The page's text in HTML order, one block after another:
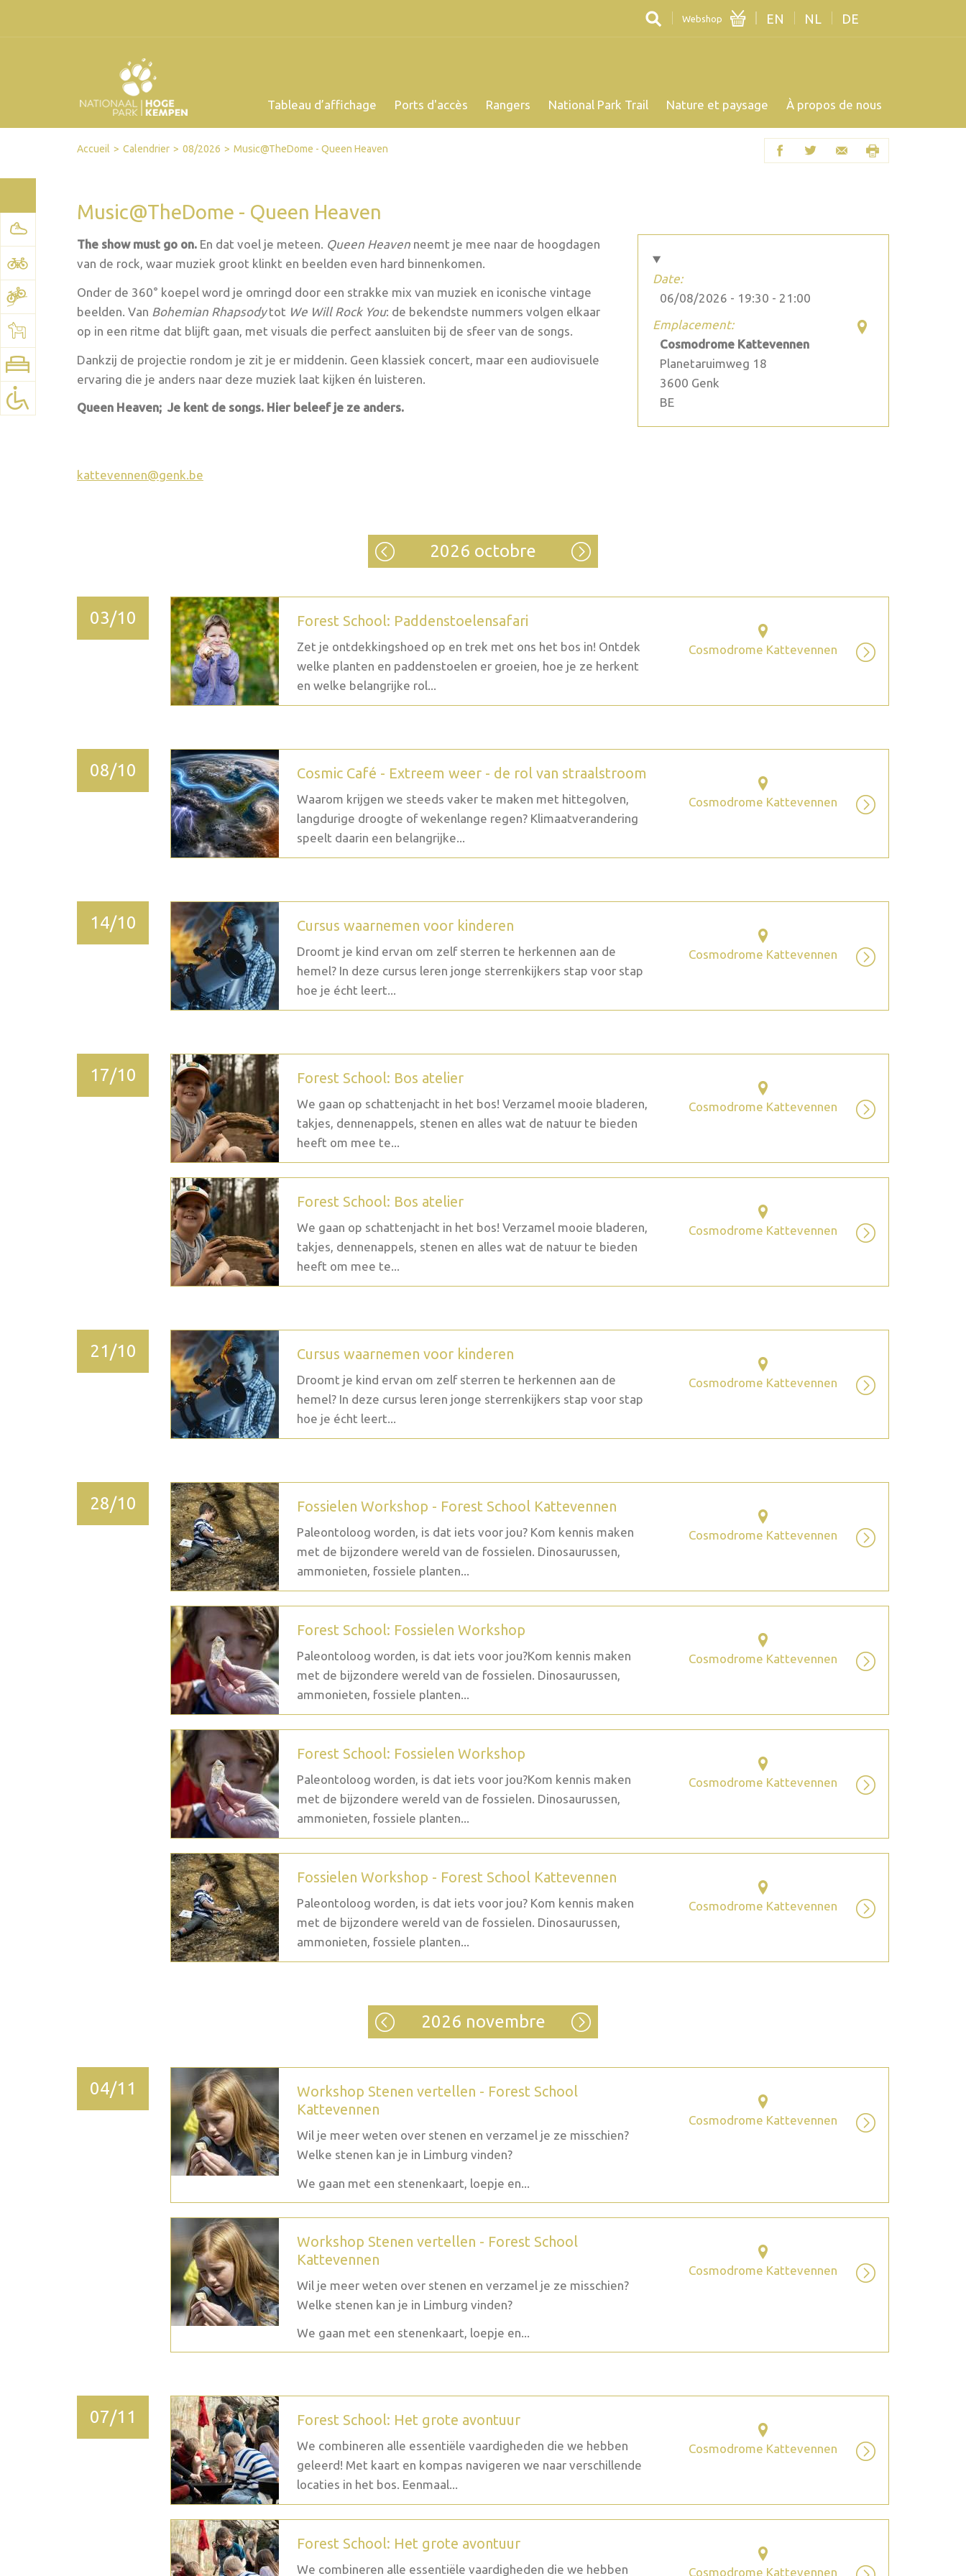
Webshop EN NL DE
Tableau d’affichage Ports d'accès Rangers National Park Trail Nature et paysage À propos de nous
Facebook
TwitterSend by email
Printer-friendly version
Accueil Calendrier 08/2026 Music@TheDome - Queen Heaven
Music@TheDome - Queen Heaven
Date:
06/08/2026 - 19:30 - 21:00
Emplacement:
Voir la carte:
Google Maps
Cosmodrome Kattevennen
Planetaruimweg 18
3600 Genk
BE
The show must go on. En dat voel je meteen. Queen Heaven neemt je mee naar de hoogdagen
van de rock, waar muziek groot klinkt en beelden even hard binnenkomen.
Onder de 360° koepel word je omringd door een strakke mix van muziek en iconische vintage
beelden. Van Bohemian Rhapsodytot We Will Rock You: de bekendste nummers volgen elkaar
op in een ritme dat blijft gaan, met visuals die perfect aansluiten bij de sfeer van de songs.
Dankzij de projectie rondom je zit je er middenin. Geen klassiek concert, maar een audiovisuele
ervaring die je anders naar deze muziek laat kijken én luisteren.
Queen Heaven; Je kent de songs. Hier beleef je ze anders.
kattevennen@genk.be
2026 octobre
03/10 Forest School: Paddenstoelensafari
Zet je ontdekkingshoed op en trek met ons het bos in! Ontdek
welke planten en paddenstoelen er groeien, hoe je ze herkent
en welke belangrijke rol...
Cosmodrome Kattevennen
08/10 Cosmic Café - Extreem weer - de rol van straalstroom
Waarom krijgen we steeds vaker te maken met hittegolven,
langdurige droogte of wekenlange regen? Klimaatverandering
speelt daarin een belangrijke...
Cosmodrome Kattevennen
14/10 Cursus waarnemen voor kinderen
Droomt je kind ervan om zelf sterren te herkennen aan de
hemel? In deze cursus leren jonge sterrenkijkers stap voor stap
hoe je écht leert...
Cosmodrome Kattevennen
17/10 Forest School: Bos atelier
We gaan op schattenjacht in het bos! Verzamel mooie bladeren,
takjes, dennenappels, stenen en alles wat de natuur te bieden
heeft om mee te...
Cosmodrome Kattevennen
Forest School: Bos atelier
We gaan op schattenjacht in het bos! Verzamel mooie bladeren,
takjes, dennenappels, stenen en alles wat de natuur te bieden
heeft om mee te...
Cosmodrome Kattevennen
21/10 Cursus waarnemen voor kinderen
Droomt je kind ervan om zelf sterren te herkennen aan de
hemel? In deze cursus leren jonge sterrenkijkers stap voor stap
hoe je écht leert...
Cosmodrome Kattevennen
28/10 Fossielen Workshop - Forest School Kattevennen
Paleontoloog worden, is dat iets voor jou? Kom kennis maken
met de bijzondere wereld van de fossielen. Dinosaurussen,
ammonieten, fossiele planten...
Cosmodrome Kattevennen
Forest School: Fossielen Workshop
Paleontoloog worden, is dat iets voor jou?Kom kennis maken
met de bijzondere wereld van de fossielen. Dinosaurussen,
ammonieten, fossiele planten...
Cosmodrome Kattevennen
Forest School: Fossielen Workshop
Paleontoloog worden, is dat iets voor jou?Kom kennis maken
met de bijzondere wereld van de fossielen. Dinosaurussen,
ammonieten, fossiele planten...
Cosmodrome Kattevennen
Fossielen Workshop - Forest School Kattevennen
Paleontoloog worden, is dat iets voor jou? Kom kennis maken
met de bijzondere wereld van de fossielen. Dinosaurussen,
ammonieten, fossiele planten...
Cosmodrome Kattevennen
2026 novembre
04/11
Workshop Stenen vertellen - Forest School
Kattevennen
Wil je meer weten over stenen en verzamel je ze misschien?
Welke stenen kan je in Limburg vinden?
We gaan met een stenenkaart, loepje en...
Cosmodrome Kattevennen
Workshop Stenen vertellen - Forest School
Kattevennen
Wil je meer weten over stenen en verzamel je ze misschien?
Welke stenen kan je in Limburg vinden?
We gaan met een stenenkaart, loepje en...
Cosmodrome Kattevennen
07/11 Forest School: Het grote avontuur
We combineren alle essentiële vaardigheden die we hebben
geleerd! Met kaart en kompas navigeren we naar verschillende
locaties in het bos. Eenmaal...
Cosmodrome Kattevennen
Forest School: Het grote avontuur
We combineren alle essentiële vaardigheden die we hebben Cosmodrome Kattevennen